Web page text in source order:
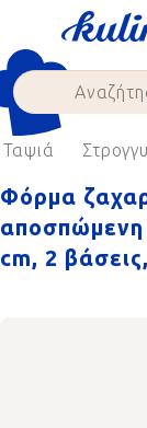
content
Ταψιά
Φόρμα
αποσπώμενη
cm, 2